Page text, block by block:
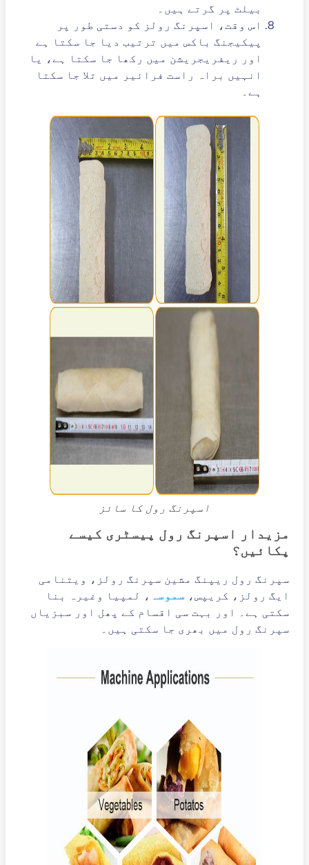
بیلٹ پر گرتے ہیں۔
اس وقت، اسپرنگ رولز کو دستی طور پر
پیکیجنگ باکس میں ترتیب دیا جا سکتا ہے
اور ریفریجریشن میں رکھا جا سکتا ہے، یا
انہیں براہ راست فرائیر میں تلا جا سکتا
ہے۔
اسپرنگ رول کا سائز
مزیدار اسپرنگ رول پیسٹری کیسے
پکائیں؟
سپرنگ رول ریپنگ مشین سپرنگ رولز، ویتنامی
ایگ رولز، کریپس، سموسہ ، لمپیا وغیرہ بنا
سکتی ہے۔ اور بہت سی اقسام کے پھل اور سبزیاں
سپرنگ رول میں بھری جا سکتی ہیں۔